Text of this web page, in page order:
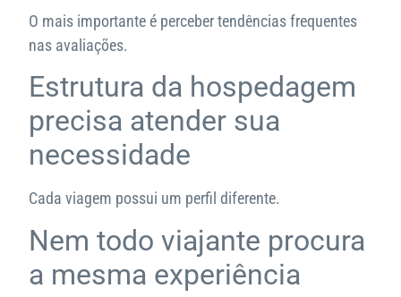
O mais importante é perceber tendências frequentes
nas avaliações.
Estrutura da hospedagem
precisa atender sua
necessidade
Cada viagem possui um perfil diferente.
Nem todo viajante procura
a mesma experiência